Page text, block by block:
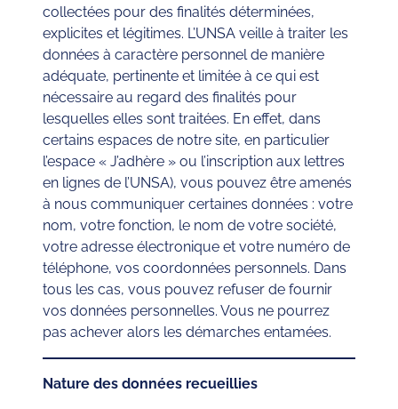
collectées pour des finalités déterminées,
explicites et légitimes. L’UNSA veille à traiter les
données à caractère personnel de manière
adéquate, pertinente et limitée à ce qui est
nécessaire au regard des finalités pour
lesquelles elles sont traitées. En effet, dans
certains espaces de notre site, en particulier
l’espace « J’adhère » ou l’inscription aux lettres
en lignes de l’UNSA), vous pouvez être amenés
à nous communiquer certaines données : votre
nom, votre fonction, le nom de votre société,
votre adresse électronique et votre numéro de
téléphone, vos coordonnées personnels. Dans
tous les cas, vous pouvez refuser de fournir
vos données personnelles. Vous ne pourrez
pas achever alors les démarches entamées.
Nature des données recueillies